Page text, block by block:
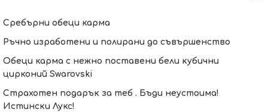
Сребърни обеци карма
Ръчно изработени и полирани до съвършенство
Oбеци карма с нежно поставени бели кубични
цирконий Swarovski
Страхотен подарък за теб . Бъди неустоима!
Истински Лукс!